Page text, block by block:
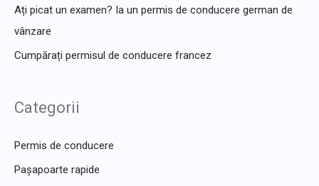
Ați picat un examen? Ia un permis de conducere german de
vânzare
Cumpărați permisul de conducere francez
Categorii
Permis de conducere
Pașapoarte rapide